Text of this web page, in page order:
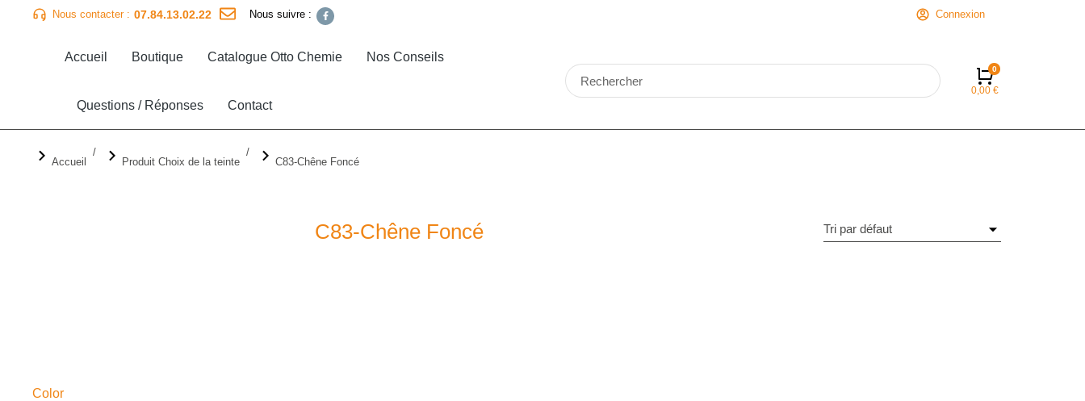
Nous contacter : 07.84.13.02.22 Nous suivre : Connexion
Accueil Boutique Catalogue Otto Chemie Nos Conseils
Questions / Réponses Contact
0,00 €
Vous êtes ici :
Accueil Produit Choix de la teinte C83-Chêne Foncé
Color
C83-Chêne Foncé